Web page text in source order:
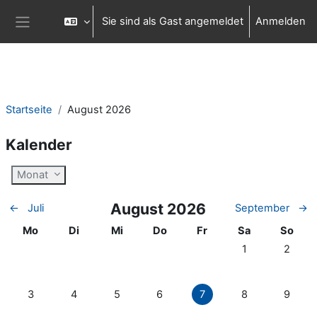
Website-Übersicht
Sie sind als Gast angemeldet Anmelden
Startseite August 2026
Kalender
Monat
← Juli August 2026 September
→
Montag
Mo Dienstag
Di Mittwoch
Mi Donnerstag
Do Freitag
Fr Samstag
Sa
So
Keine Termine,
1 Keine
2
Keine Termine, Montag, 3. August
3 Keine Termine, Dienstag, 4. August
4 Keine Termine, Mittwoch, 5. August
5 Keine Termine, Donnerstag, 6.
6 Keine Termine, Freitag,
7 Keine Termine,
8 Keine
9